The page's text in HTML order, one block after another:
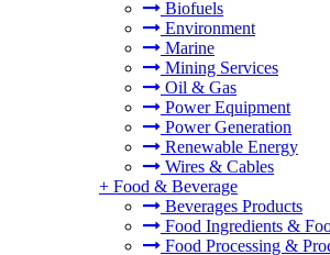
Biofuels
Environment
Marine
Mining Services
Oil & Gas
Power Equipment
Power Generation
Renewable Energy
Wires & Cables
+ Food & Beverage
Beverages Products
Food Ingredients &
Food Processing &